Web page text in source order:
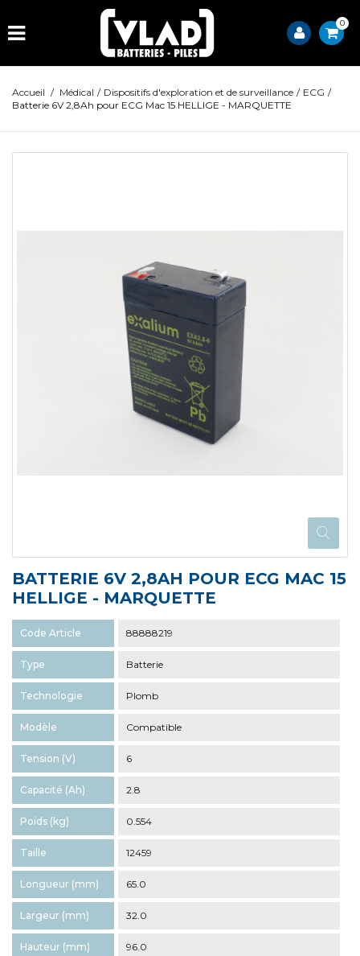
0
Accueil / Médical / Dispositifs d'exploration et de surveillance / ECG /
Batterie 6V 2,8Ah pour ECG Mac 15 HELLIGE - MARQUETTE
BATTERIE 6V 2,8AH POUR ECG MAC 15
HELLIGE - MARQUETTE
Code Article 88888219
Type Batterie
Technologie Plomb
Modèle Compatible
Tension (V) 6
Capacité (Ah) 2.8
Poids (kg) 0.554
Taille 12459
Longueur (mm) 65.0
Largeur (mm) 32.0
Hauteur (mm) 96.0